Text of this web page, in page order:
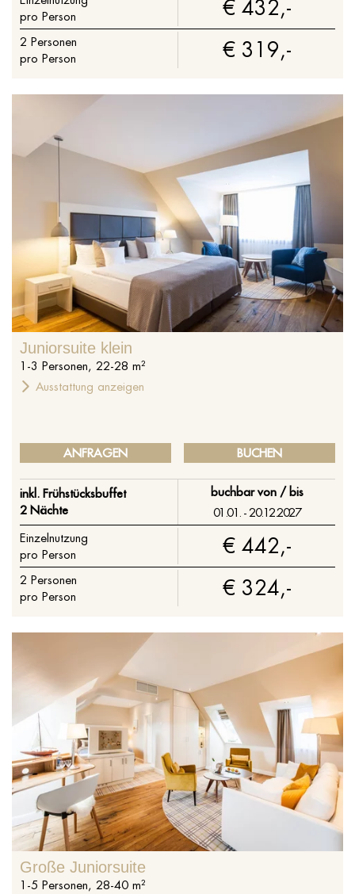
pro Person
€ 432,-
2 Personen
pro Person
€ 319,-
%s
Juniorsuite klein
1 -3 Personen, 22-28 m²
Ausstattung anzeigen
ANFRAGEN BUCHEN
inkl. Frühstücksbuffet
2 Nächte
buchbar von / bis
01.01. - 20.12.2027
Einzelnutzung
pro Person
€ 442,-
2 Personen
pro Person
€ 324,-
Große Juniorsuite
1 -5 Personen, 28-40 m²